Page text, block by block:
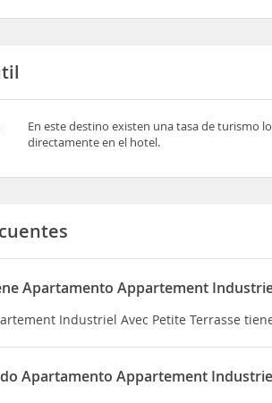
En este destino existen una tasa de turismo
directamente en el hotel.
Apartamento Appartement
Industriel Avec Petite Terrasse
Apartamento Appartement